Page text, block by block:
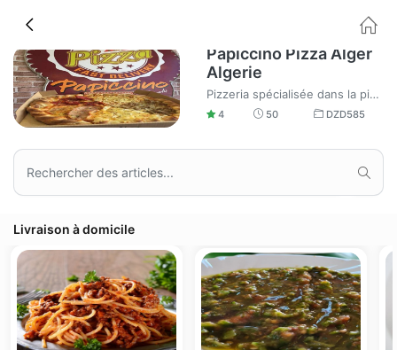
Papiccino Pizza Alger
Algerie
Pizzeria spécialisée dans la pizza italienne. Speed delivery service
4 50 DZD585
Livraison à domicile